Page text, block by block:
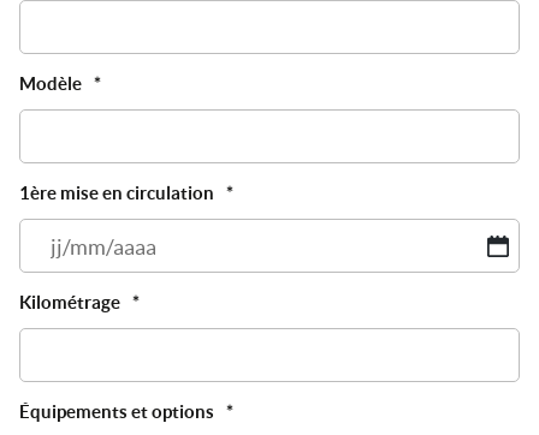
Modèle *
1ère mise en circulation
*
JJ
Kilométrage *
Équipements et options *